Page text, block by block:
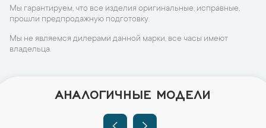
Мы гарантируем, что все изделия оригинальные, исправные,
прошли предпродажную подготовку.
Мы не являемся дилерами данной марки, все часы имеют
владельца.
АНАЛОГИЧНЫЕ МОДЕЛИ